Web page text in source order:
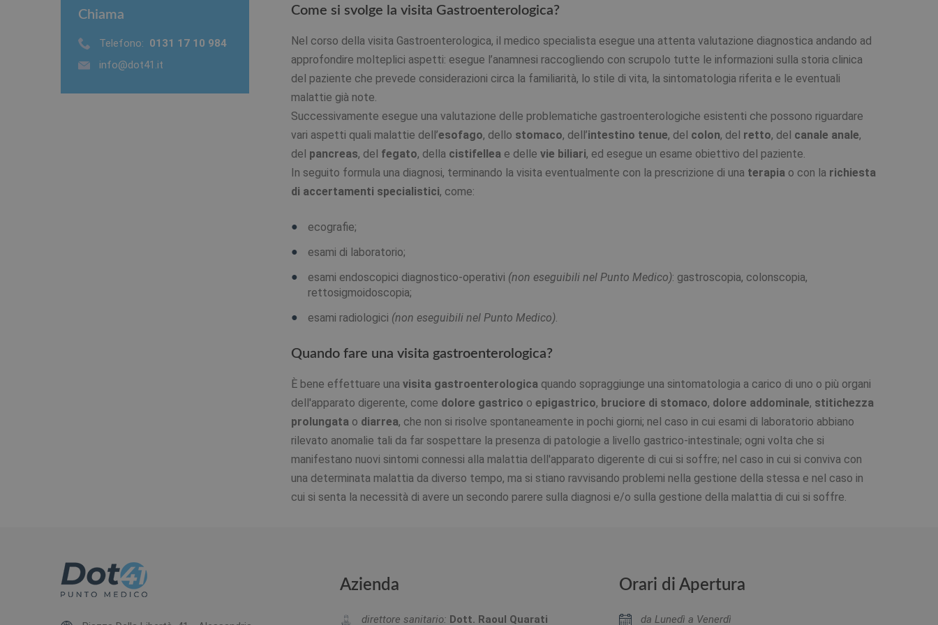
Chiama
Telefono: 0131 17 10 984
info@dot41.it
Come si svolge la visita Gastroenterologica?
Nel corso della visita Gastroenterologica, il medico specialista esegue una attenta valutazione diagnostica andando ad
approfondire molteplici aspetti: esegue l’anamnesi raccogliendo con scrupolo tutte le informazioni sulla storia clinica
del paziente che prevede considerazioni circa la familiarità, lo stile di vita, la sintomatologia riferita e le eventuali
malattie già note.
Successivamente esegue una valutazione delle problematiche gastroenterologiche esistenti che possono riguardare
vari aspetti quali malattie dell’esofago, dello stomaco, dell’intestino tenue, del colon, del retto, del canale anale,
del pancreas, del fegato, della cistifellea e delle vie biliari, ed esegue un esame obiettivo del paziente.
In seguito formula una diagnosi, terminando la visita eventualmente con la prescrizione di una terapia o con la richiesta
di accertamenti specialistici, come:
ecografie;
esami di laboratorio;
esami endoscopici diagnostico-operativi (non eseguibili nel Punto Medico): gastroscopia, colonscopia,
rettosigmoidoscopia;
esami radiologici (non eseguibili nel Punto Medico).
Quando fare una visita gastroenterologica?
È bene effettuare una visita gastroenterologica quando sopraggiunge una sintomatologia a carico di uno o più organi
dell'apparato digerente, come dolore gastrico o epigastrico, bruciore di stomaco, dolore addominale, stitichezza
prolungata o diarrea, che non si risolve spontaneamente in pochi giorni; nel caso in cui esami di laboratorio abbiano
rilevato anomalie tali da far sospettare la presenza di patologie a livello gastrico-intestinale; ogni volta che si
manifestano nuovi sintomi connessi alla malattia dell'apparato digerente di cui si soffre; nel caso in cui si conviva con
una determinata malattia da diverso tempo, ma si stiano ravvisando problemi nella gestione della stessa e nel caso in
cui si senta la necessità di avere un secondo parere sulla diagnosi e/o sulla gestione della malattia di cui si soffre.
Azienda
direttore sanitario: Dott. Raoul Quarati
Orari di Apertura
da Lunedì a Venerdì